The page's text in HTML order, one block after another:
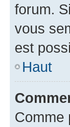
forum.
vous
est
Haut
Comme